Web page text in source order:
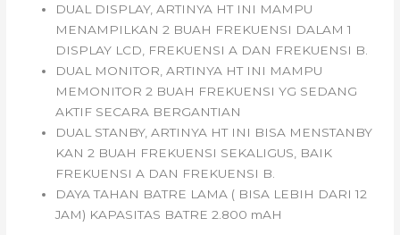
DUAL DISPLAY, ARTINYA HT INI MAMPU
MENAMPILKAN 2 BUAH FREKUENSI DALAM 1
DISPLAY LCD, FREKUENSI A DAN FREKUENSI B.
DUAL MONITOR, ARTINYA HT INI MAMPU
MEMONITOR 2 BUAH FREKUENSI YG SEDANG
AKTIF SECARA BERGANTIAN
DUAL STANBY, ARTINYA HT INI BISA MENSTANBY
KAN 2 BUAH FREKUENSI SEKALIGUS, BAIK
FREKUENSI A DAN FREKUENSI B.
DAYA TAHAN BATRE LAMA ( BISA LEBIH DARI 12
JAM) KAPASITAS BATRE 2.800 mAH